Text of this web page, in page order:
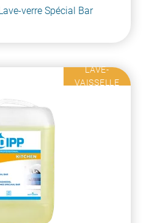
verre Spécial Bar
LAVE-
VAISSELLE